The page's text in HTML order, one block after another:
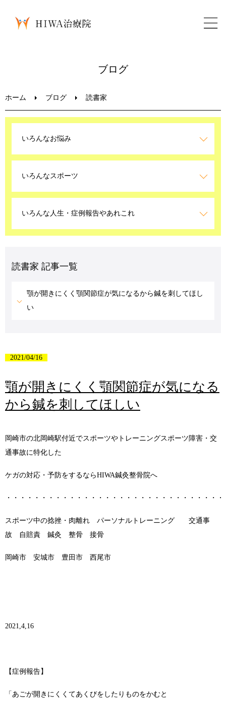
LINEお問い合わせ
ブログ
ホーム ブログ 読書家
いろんなお悩み
いろんなスポーツ
いろんな人生・症例報告やあれこれ
読書家 記事一覧
顎が開きにくく顎関節症が気になるから鍼を刺してほし
い
2021/04/16
顎が開きにくく顎関節症が気になる
から鍼を刺してほしい
岡崎市の北岡崎駅付近でスポーツやトレーニングスポーツ障害・交
通事故に特化した
ケガの対応・予防をするならHIWA鍼灸整骨院へ
・・・・・・・・・・・・・・・・・・・・・・・・・・・・・・
スポーツ中の捻挫・肉離れ パーソナルトレーニング 交通事
故 自賠責 鍼灸 整骨 接骨
岡崎市 安城市 豊田市 西尾市
2021,4,16
【症例報告】
「あごが開きにくくてあくびをしたりものをかむと